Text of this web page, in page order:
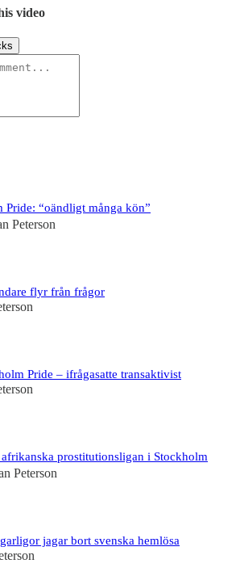
video
“oändligt många kön”
Peterson
flyr från frågor
Pride – ifrågasatte transaktivist
prostitutionsligan i Stockholm
Peterson
jagar bort svenska hemlösa